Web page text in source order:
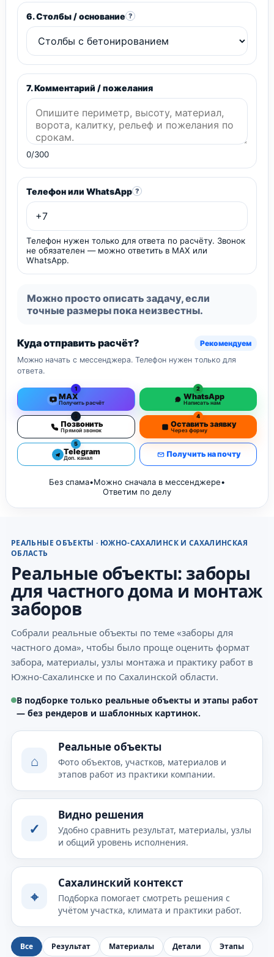
6. Столбы / основание ?
7. Комментарий / пожелания
0/300
Телефон или WhatsApp ?
Телефон нужен только для ответа по расчёту. Звонок
не обязателен — можно ответить в MAX или
WhatsApp.
Можно просто описать задачу, если
точные размеры пока неизвестны.
Куда отправить расчёт?
Рекомендуем
Можно начать с мессенджера. Телефон нужен только для
ответа.
1
MAX
Получить расчёт
2
WhatsApp
Написать нам
3
Позвонить
Прямой звонок
4
Оставить заявку
Через форму
5
Telegram
Доп. канал Получить на почту
Без спама•Можно сначала в мессенджере•
Ответим по делу
РЕАЛЬНЫЕ ОБЪЕКТЫ · ЮЖНО-САХАЛИНСК И САХАЛИНСКАЯ
ОБЛАСТЬ
Реальные объекты: заборы
для частного дома и монтаж
заборов
Собрали реальные объекты по теме «заборы для
частного дома», чтобы было проще оценить формат
забора, материалы, узлы монтажа и практику работ в
Южно-Сахалинске и по Сахалинской области.
В подборке только реальные объекты и этапы работ
— без рендеров и шаблонных картинок.
⌂
Реальные объекты
Фото объектов, участков, материалов и
этапов работ из практики компании.
✓
Видно решения
Удобно сравнить результат, материалы, узлы
и общий уровень исполнения.
⌖
Сахалинский контекст
Подборка помогает смотреть решения с
учётом участка, климата и практики работ.
Все Результат Материалы Детали Этапы